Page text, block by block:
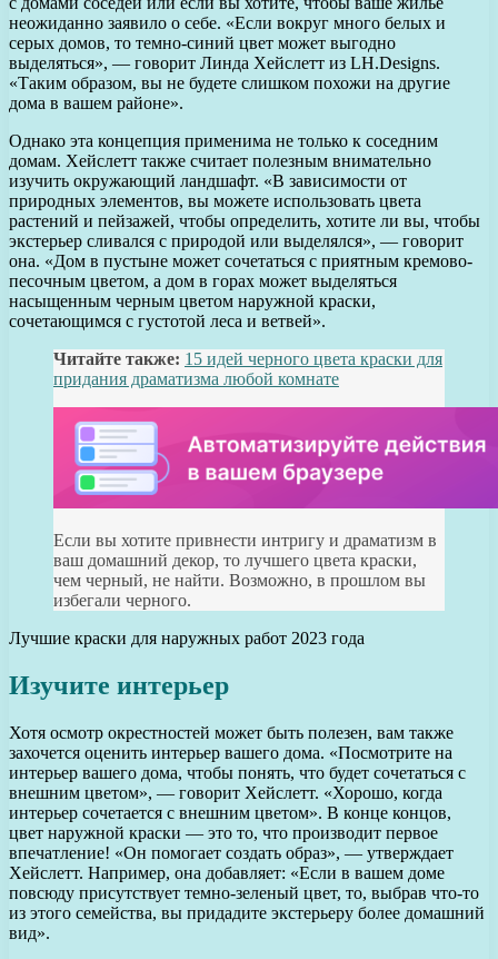
неожиданно заявило о себе. «Если вокруг много белых и
серых домов, то темно-синий цвет может выгодно
выделяться», — говорит Линда Хейслетт из LH.Designs.
«Таким образом, вы не будете слишком похожи на другие
дома в вашем районе».
Однако эта концепция применима не только к соседним
домам. Хейслетт также считает полезным внимательно
изучить окружающий ландшафт. «В зависимости от
природных элементов, вы можете использовать цвета
растений и пейзажей, чтобы определить, хотите ли вы, чтобы
экстерьер сливался с природой или выделялся», — говорит
она. «Дом в пустыне может сочетаться с приятным кремово-
песочным цветом, а дом в горах может выделяться
насыщенным черным цветом наружной краски,
сочетающимся с густотой леса и ветвей».
Читайте также: 15 идей черного цвета краски для
придания драматизма любой комнате
Если вы хотите привнести интригу и драматизм в
ваш домашний декор, то лучшего цвета краски,
чем черный, не найти. Возможно, в прошлом вы
избегали черного.
Лучшие краски для наружных работ 2023 года
Изучите интерьер
Хотя осмотр окрестностей может быть полезен, вам также
захочется оценить интерьер вашего дома. «Посмотрите на
интерьер вашего дома, чтобы понять, что будет сочетаться с
внешним цветом», — говорит Хейслетт. «Хорошо, когда
интерьер сочетается с внешним цветом». В конце концов,
цвет наружной краски — это то, что производит первое
впечатление! «Он помогает создать образ», — утверждает
Хейслетт. Например, она добавляет: «Если в вашем доме
повсюду присутствует темно-зеленый цвет, то, выбрав что-то
из этого семейства, вы придадите экстерьеру более домашний
вид».